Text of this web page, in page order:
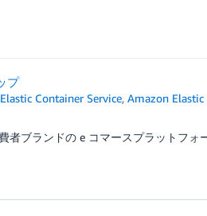
プ
Container Service,Amazon Elastic
者ブランドの e コマースプラットフ